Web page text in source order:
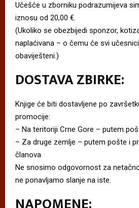
Učešće u zborniku podrazumijeva
iznosu od 20,00 €.
(Ukoliko se obezbijedi sponzor,
naplaćivana – o čemu će svi
obaviješteni.)
DOSTAVA ZBIRKE:
Knjige će biti dostavljene po
promocije:
– Na teritoriji Crne Gore – putem
– Za druge zemlje – putem pošte i
članova
Ne snosimo odgovornost za
ne ponavljamo slanje na iste.